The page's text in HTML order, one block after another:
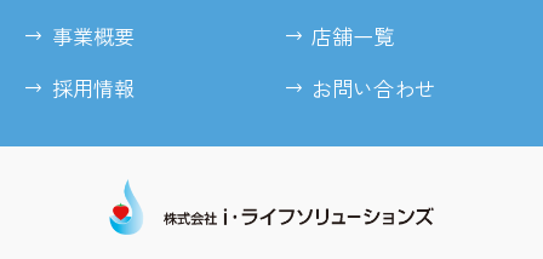
事業概要
店舗一覧
採用情報
お問い合わせ